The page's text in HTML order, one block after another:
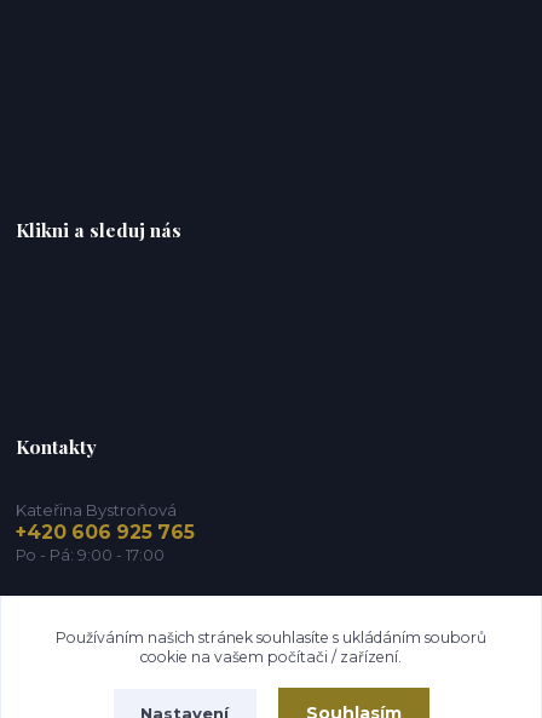
Klikni a sleduj nás
Kontakty
Kateřina Bystroňová
+420 606 925 765
Po - Pá: 9:00 - 17:00
Používáním našich stránek souhlasíte s ukládáním souborů
cookie na vašem počítači / zařízení.
Nastavení Souhlasím